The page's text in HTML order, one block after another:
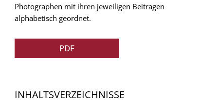
Photographen mit ihren jeweiligen Beitragen
alphabetisch geordnet.
PDF
INHALTSVERZEICHNISSE